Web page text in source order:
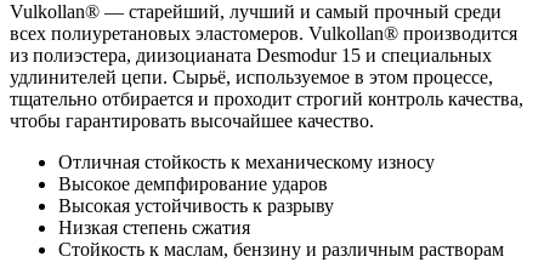
Vulkollan® — старейший, лучший и самый прочный среди
всех полиуретановых эластомеров. Vulkollan® производится
из полиэстера, диизоцианата Desmodur 15 и специальных
удлинителей цепи. Сырьё, используемое в этом процессе,
тщательно отбирается и проходит строгий контроль качества,
чтобы гарантировать высочайшее качество.
Отличная стойкость к механическому износу
Высокое демпфирование ударов
Высокая устойчивость к разрыву
Низкая степень сжатия
Стойкость к маслам, бензину и различным растворам